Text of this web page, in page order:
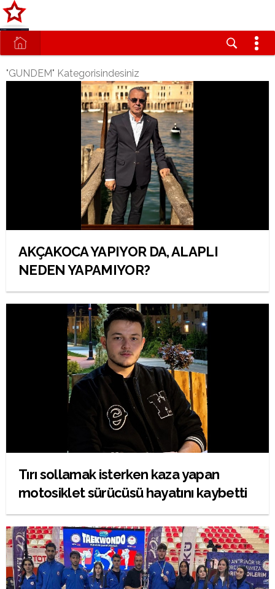
"GUNDEM" Kategorisindesiniz
AKÇAKOCA YAPIYOR DA, ALAPLI
NEDEN YAPAMIYOR?
Tırı sollamak isterken kaza yapan
motosiklet sürücüsü hayatını kaybetti